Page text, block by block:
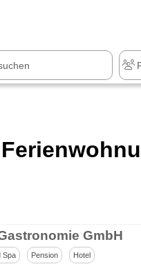
GmbH
Spa Pension Hotel